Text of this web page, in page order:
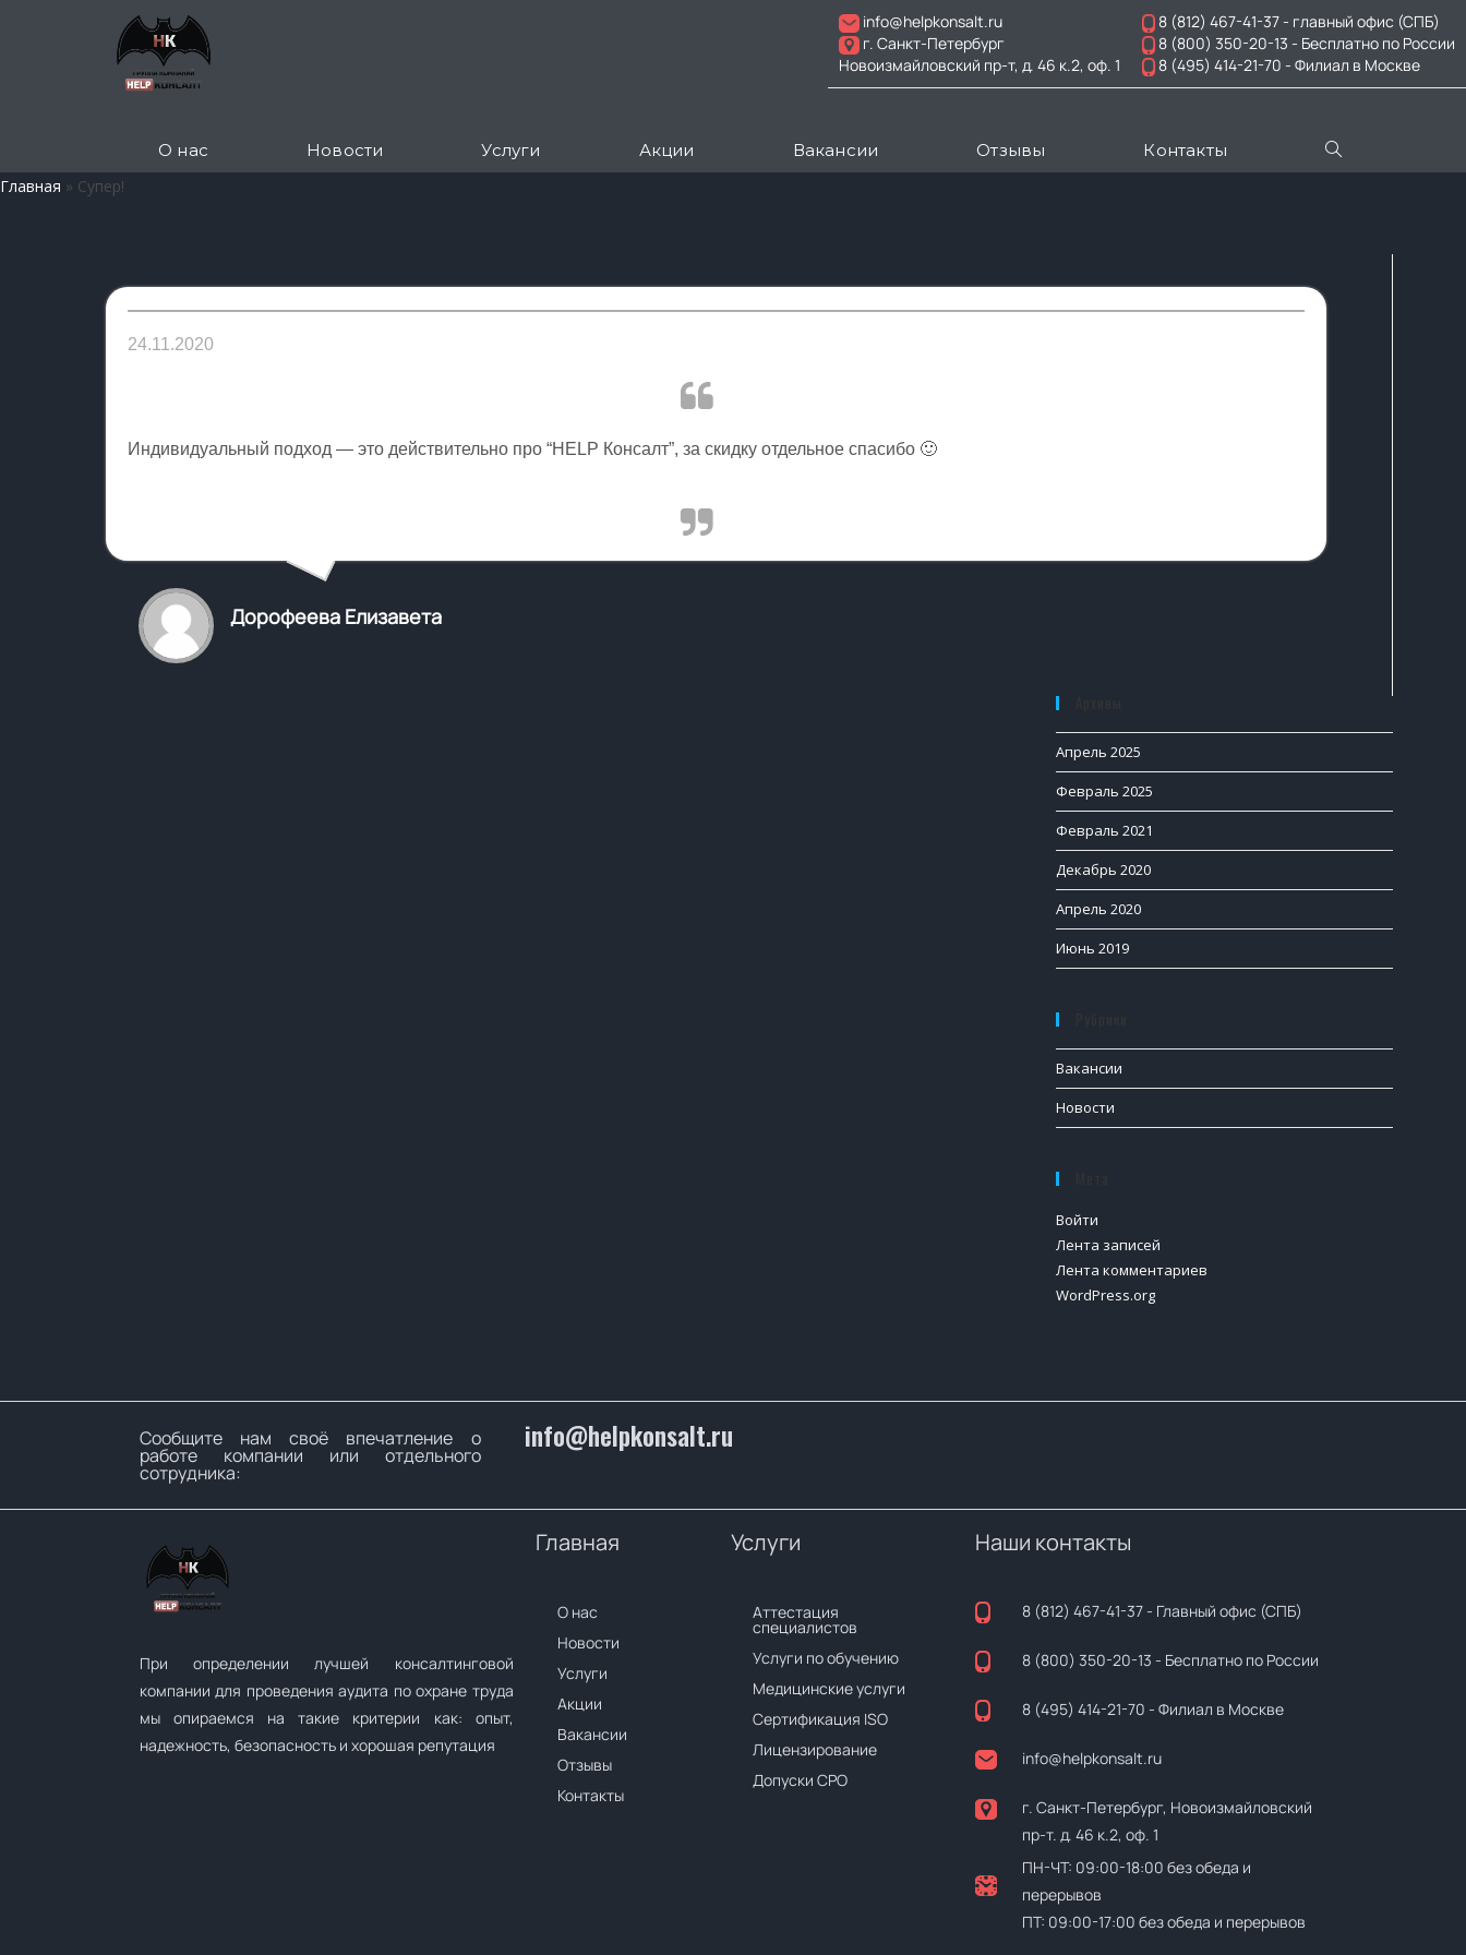
info@helpkonsalt.ru
г. Санкт-Петербург
Новоизмайловский пр-т, д. 46 к.2, оф. 1
8 (812) 467-41-37- главный офис (СПБ)
8 (800) 350-20-13 - Бесплатно по России
8 (495) 414-21-70 - Филиал в Москве
О нас Новости Услуги Акции Вакансии Отзывы
Контакты
Главная » Супер!
24.11.2020
Индивидуальный подход — это действительно про “HELP Консалт”, за скидку отдельное спасибо 🙂
Дорофеева Елизавета
Апрель 2025
Февраль 2025
Февраль 2021
Декабрь 2020
Апрель 2020
Июнь 2019
Вакансии
Новости
Войти
Лента записей
Лента комментариев
WordPress.org
Сообщите нам своё впечатление о
работе компании или отдельного
сотрудника:
info@helpkonsalt.ru
При определении лучшей консалтинговой
компании для проведения аудита по охране труда
мы опираемся на такие критерии как: опыт,
надежность, безопасность и хорошая репутация
Главная
О нас
Новости
Услуги
Акции
Вакансии
Отзывы
Контакты
Услуги
Аттестация
специалистов
Услуги по обучению
Медицинские услуги
Сертификация ISO
Лицензирование
Допуски СРО
Наши контакты
8 (812) 467-41-37- Главный офис (СПБ)
8 (800) 350-20-13 - Бесплатно по России
8 (495) 414-21-70 - Филиал в Москве
info@helpkonsalt.ru
г. Санкт-Петербург, Новоизмайловский
пр-т. д. 46 к.2, оф. 1
ПН-ЧТ: 09:00-18:00 без обеда и
перерывов
ПТ: 09:00-17:00 без обеда и перерывов